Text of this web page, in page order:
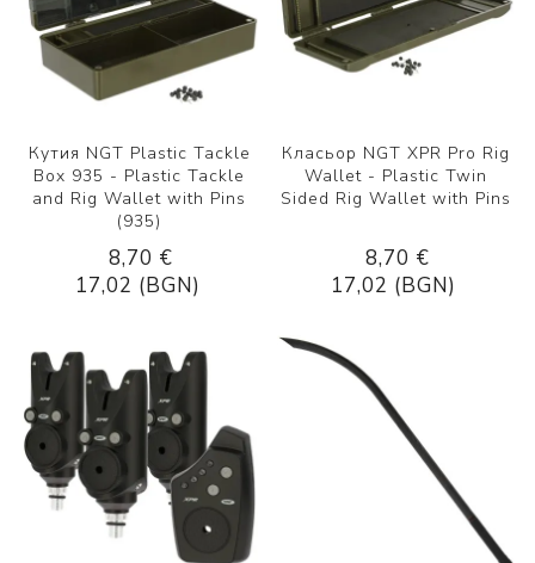
Кутия NGT Plastic Tackle
Box 935 - Plastic Tackle
and Rig Wallet with Pins
(935)
8,70 €
17,02 (BGN)
Класьор NGT XPR Pro Rig
Wallet - Plastic Twin
Sided Rig Wallet with Pins
8,70 €
17,02 (BGN)